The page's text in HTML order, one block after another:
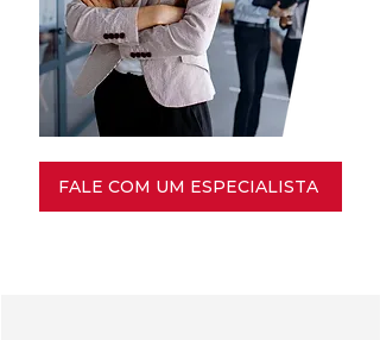
FALE COM UM ESPECIALISTA